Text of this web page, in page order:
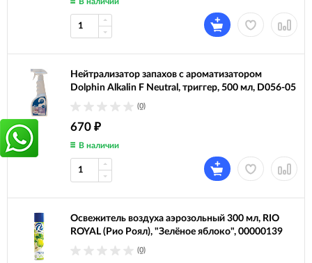
Нейтрализатор запахов с ароматизатором
Dolphin Alkalin F Neutral, триггер, 500 мл, D056-05
(0)
670 ₽
В наличии
Освежитель воздуха аэрозольный 300 мл, RIO
ROYAL (Рио Роял), "Зелёное яблоко", 00000139
(0)